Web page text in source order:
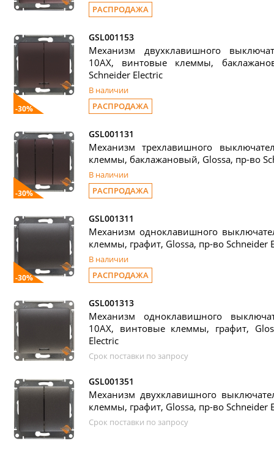
РАСПРОДАЖА
-30%
GSL001153
Механизм двухклавишного
10АХ, винтовые клеммы,
Schneider Electric
В наличии
РАСПРОДАЖА
-30%
GSL001131
Механизм трехлавишного
клеммы, баклажановый, Glossa, пр-во
В наличии
РАСПРОДАЖА
-30%
GSL001311
Механизм одноклавишного
клеммы, графит, Glossa, пр-во Schneider
В наличии
РАСПРОДАЖА
GSL001313
Механизм одноклавишного
10АХ, винтовые клеммы, графит,
Electric
Срок поставки по запросу
GSL001351
Механизм двухклавишного
клеммы, графит, Glossa, пр-во Schneider
Срок поставки по запросу